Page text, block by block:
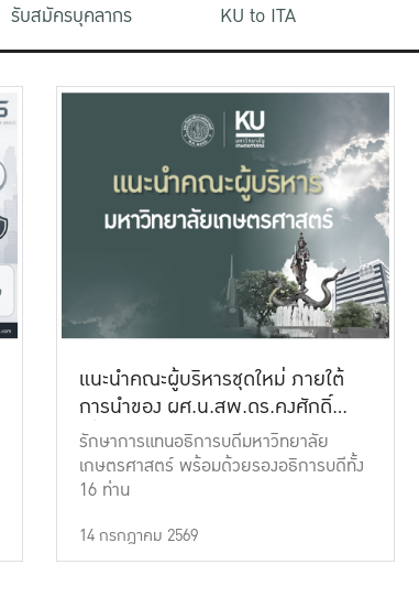
รับสมัครบุคลากร KU to ITA
แนะนำคณะผู้บริหารชุดใหม่ ภายใต้
การนำของ ผศ.น.สพ.ดร.คงศักดิ์
เที่ยงธรรม
รักษาการแทนอธิการบดีมหาวิทยาลัย
เกษตรศาสตร์ พร้อมด้วยรองอธิการบดีทั้ง
16 ท่าน
14 กรกฎาคม 2569